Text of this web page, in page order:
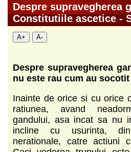
Despre supravegherea
Constitutiile ascetice -
A+ A-
Despre supravegherea
nu este rau cum au
Inainte de orice si cu orice
ratiunea, avand
gandului, asa incat sa nu
incline cu usurinta,
nerationale, catre actiuni